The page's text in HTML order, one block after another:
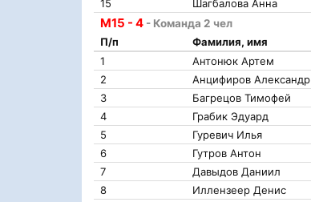
15
Шагбалова Анна
М15 - 4 - Команда 2 чел
П/п
Фамилия, имя
1
Антонюк Артем
2
Анцифиров Александр
3
Багрецов Тимофей
4
Грабик Эдуард
5
Гуревич Илья
6
Гутров Антон
7
Давыдов Даниил
8
Иллензеер Денис